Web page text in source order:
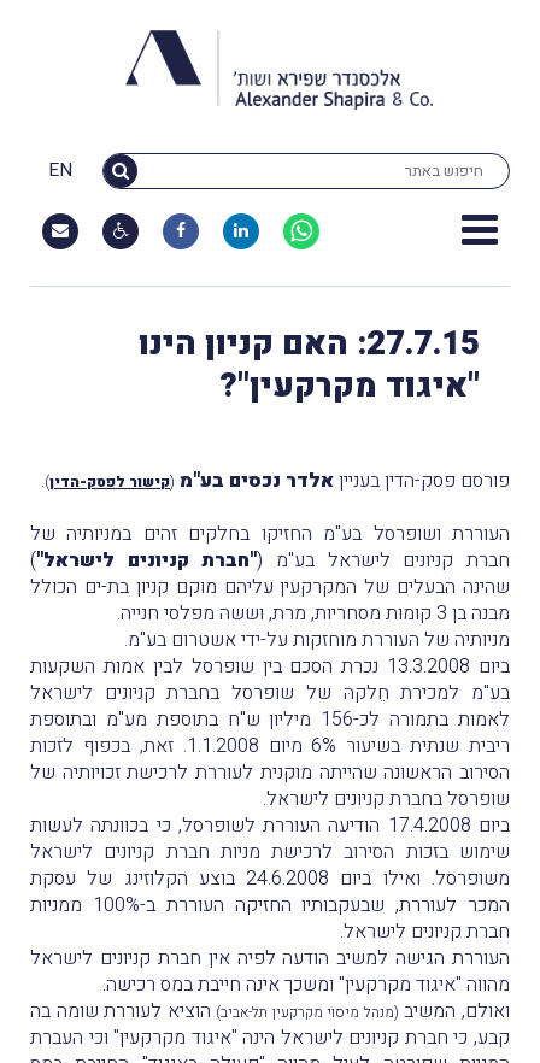
EN
27.7.15: האם קניון הינו
"איגוד מקרקעין"?
פורסם פסק-הדין בענייןאלדר נכסים בע"מ (קישור לפסק-הדין)
.
העוררת ושופרסל בע"מ החזיקו בחלקים זהים במניותיה של
חברת קניונים לישראל בע"מ ("חברת קניונים לישראל")
שהינה הבעלים של המקרקעין עליהם מוקם קניון בת-ים הכולל
מבנה בן 3 קומות מסחריות, מרת, וששה מפלסי חנייה.
מניותיה של העוררת מוחזקות על-ידי אשטרום בע"מ.
ביום 13.3.2008 נכרת הסכם בין שופרסל לבין אמות השקעות
בע"מ למכירת חֵלקהּ של שופרסל בחברת קניונים לישראל
לאמות בתמורה לכ-156 מיליון ש"ח בתוספת מע"מ ובתוספת
ריבית שנתית בשיעור 6% מיום 1.1.2008. זאת, בכפוף לזכות
הסירוב הראשונה שהייתה מוקנית לעוררת לרכישת זכויותיה של
שופרסל בחברת קניונים לישראל.
ביום 17.4.2008 הודיעה העוררת לשופרסל, כי בכוונתה לעשות
שימוש בזכות הסירוב לרכישת מניות חברת קניונים לישראל
משופרסל. ואילו ביום 24.6.2008 בוצע הקלוזינג של עסקת
המכר לעוררת, שבעקבותיו החזיקה העוררת ב-100% ממניות
חברת קניונים לישראל.
העוררת הגישה למשיב הודעה לפיה אין חברת קניונים לישראל
מהווה "איגוד מקרקעין" ומשכך אינה חייבת במס רכישה.
ואולם, המשיב (מנהל מיסוי מקרקעין תל-אביב) הוציא לעוררת שומה בה
קבע, כי חברת קניונים לישראל הינה "איגוד מקרקעין" וכי העברת